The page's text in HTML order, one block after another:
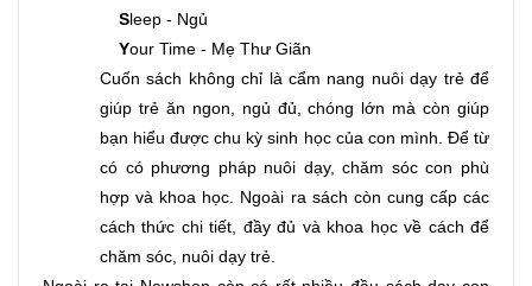
Sleep - Ngủ
Your Time - Mẹ Thư Giãn
Cuốn sách không chỉ là cẩm nang nuôi dạy trẻ để
giúp trẻ ăn ngon, ngủ đủ, chóng lớn mà còn giúp
bạn hiểu được chu kỳ sinh học của con mình. Để từ
có có phương pháp nuôi dạy, chăm sóc con phù
hợp và khoa học. Ngoài ra sách còn cung cấp các
cách thức chi tiết, đầy đủ và khoa học về cách để
chăm sóc, nuôi dạy trẻ.